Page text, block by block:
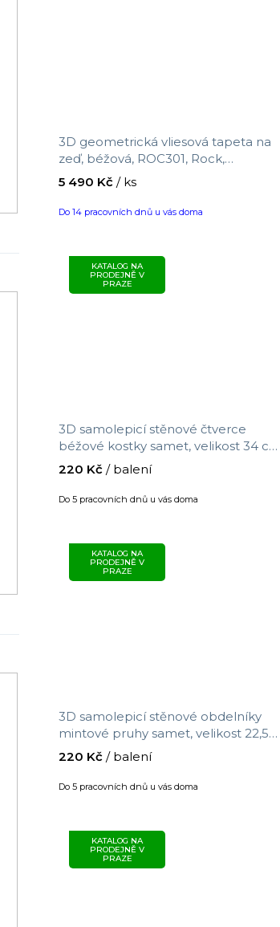
3D geometrická vliesová tapeta na
zeď, béžová, ROC301, Rock,
Masureel, velikost 10,05 x 0,7 m
Do 14 pracovních dnů u vás doma
5 490 Kč / ks
KATALOG NA
PRODEJNĚ V
PRAZE
3D samolepicí stěnové čtverce
béžové kostky samet, velikost 34 cm
x 34 cm
Do 5 pracovních dnů u vás doma
220 Kč / balení
KATALOG NA
PRODEJNĚ V
PRAZE
3D samolepicí stěnové obdelníky
mintové pruhy samet, velikost 22,5
cm x 69 cm
Do 5 pracovních dnů u vás doma
220 Kč / balení
KATALOG NA
PRODEJNĚ V
PRAZE